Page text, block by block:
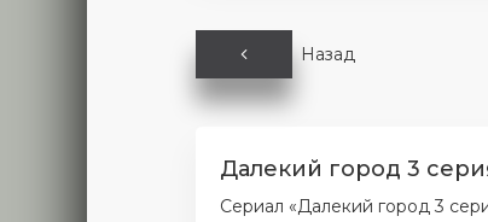
Назад
Далекий город 3
Сериал «Далекий город 3